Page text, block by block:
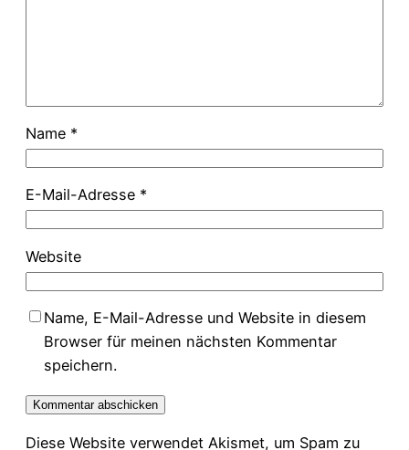
Name *
E-Mail-Adresse *
Website
Name, E-Mail-Adresse und Website in diesem
Browser für meinen nächsten Kommentar
speichern.
Diese Website verwendet Akismet, um Spam zu